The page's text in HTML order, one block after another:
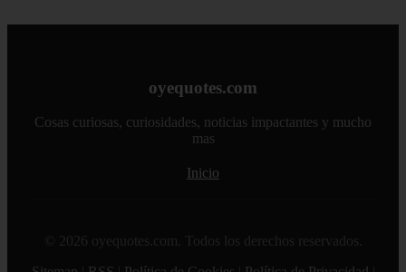
oyequotes.com
Cosas curiosas, curiosidades, noticias impactantes y mucho
mas
Inicio
© 2026 oyequotes.com. Todos los derechos reservados.